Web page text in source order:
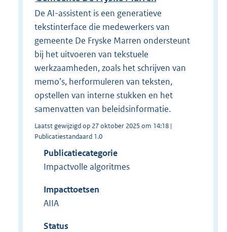
De AI-assistent is een generatieve
tekstinterface die medewerkers van
gemeente De Fryske Marren ondersteunt
bij het uitvoeren van tekstuele
werkzaamheden, zoals het schrijven van
memo’s, herformuleren van teksten,
opstellen van interne stukken en het
samenvatten van beleidsinformatie.
Laatst gewijzigd op 27 oktober 2025 om 14:18 |
Publicatiestandaard 1.0
Publicatiecategorie
Impactvolle algoritmes
Impacttoetsen
AIIA
Status